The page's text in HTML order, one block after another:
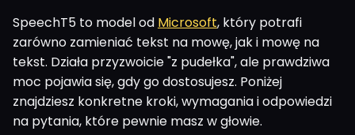
SpeechT5 to model od Microsoft, który potrafi
zarówno zamieniać tekst na mowę, jak i mowę na
tekst. Działa przyzwoicie "z pudełka", ale prawdziwa
moc pojawia się, gdy go dostosujesz. Poniżej
znajdziesz konkretne kroki, wymagania i odpowiedzi
na pytania, które pewnie masz w głowie.